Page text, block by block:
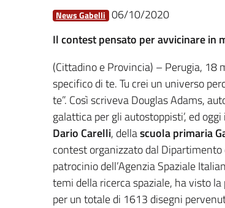
News Gabelli 06/10/2020
Il contest pensato per avvicinare in
(Cittadino e Provincia) – Perugia, 18
specifico di te. Tu crei un universo
te”. Così scriveva Douglas Adams,
galattica per gli autostoppisti’, ed
Dario Carelli, dellascuola primaria
contest organizzato dal Dipartimento
patrocinio dell’Agenzia Spaziale
temi della ricerca spaziale, ha visto
per un totale di 1613 disegni